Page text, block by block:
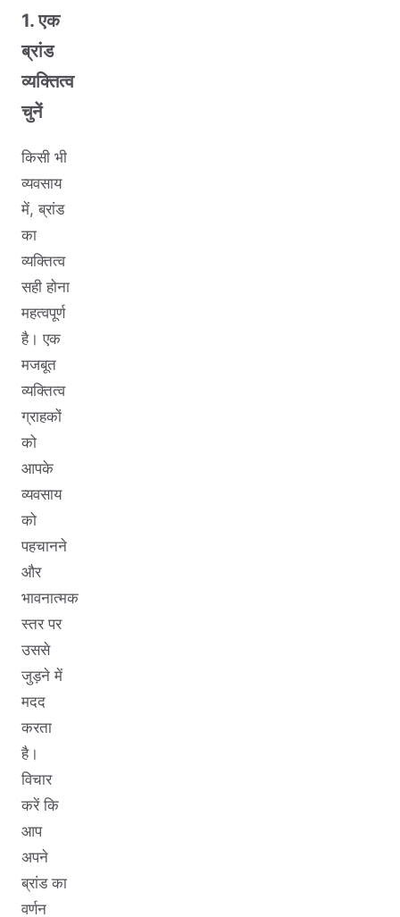
1. एक
ब्रांड
व्यक्तित्व
चुनें
किसी भी
व्यवसाय
में, ब्रांड
का
व्यक्तित्व
सही होना
महत्वपूर्ण
है। एक
मजबूत
व्यक्तित्व
ग्राहकों
को
आपके
व्यवसाय
को
पहचानने
और
भावनात्मक
स्तर पर
उससे
जुड़ने में
मदद
करता
है।
विचार
करें कि
आप
अपने
ब्रांड का
वर्णन